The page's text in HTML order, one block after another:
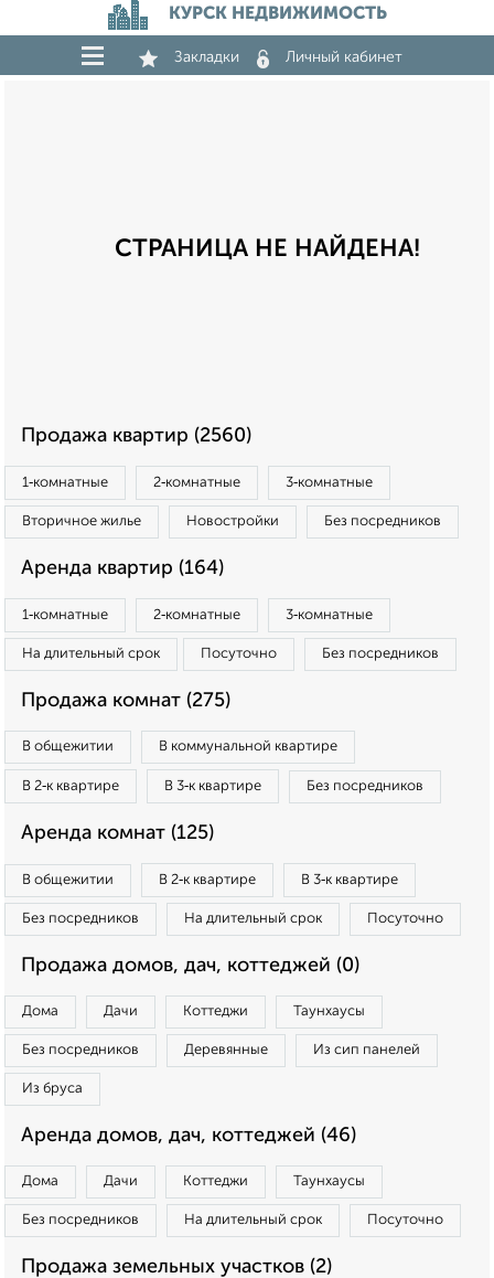
КУРСК НЕДВИЖИМОСТЬ
Закладки Личный кабинет
СТРАНИЦА НЕ НАЙДЕНА!
Продажа квартир (2560)
1‑комнатные 2‑комнатные 3‑комнатные
Вторичное жилье Новостройки Без посредников
Аренда квартир (164)
1‑комнатные 2‑комнатные 3‑комнатные
На длительный срок Посуточно Без посредников
Продажа комнат (275)
В общежитии В коммунальной квартире
В 2‑к квартире В 3‑к квартире Без посредников
Аренда комнат (125)
В общежитии В 2‑к квартире В 3‑к квартире
Без посредников На длительный срок Посуточно
Продажа домов, дач, коттеджей (0)
Дома Дачи Коттеджи Таунхаусы
Без посредников Деревянные Из сип панелей
Из бруса
Аренда домов, дач, коттеджей (46)
Дома Дачи Коттеджи Таунхаусы
Без посредников На длительный срок Посуточно
Продажа земельных участков (2)